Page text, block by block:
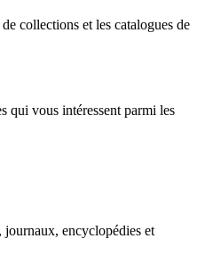
collections et les catalogues de
qui vous intéressent parmi les
journaux, encyclopédies et